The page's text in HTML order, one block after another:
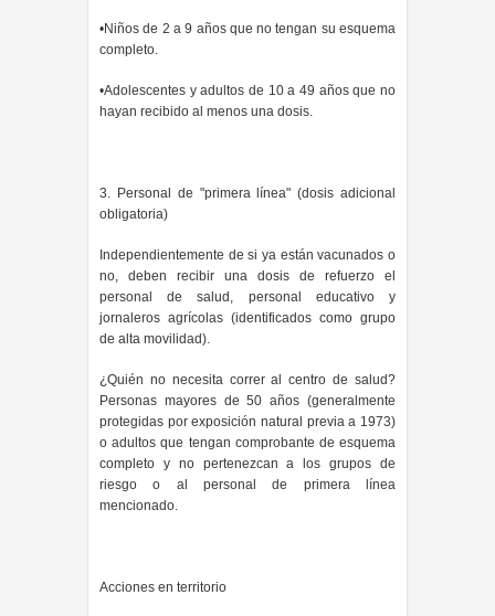
•Niños de 2 a 9 años que no tengan su esquema
completo.
•Adolescentes y adultos de 10 a 49 años que no
hayan recibido al menos una dosis.
3. Personal de "primera línea" (dosis adicional
obligatoria)
Independientemente de si ya están vacunados o
no, deben recibir una dosis de refuerzo el
personal de salud, personal educativo y
jornaleros agrícolas (identificados como grupo
de alta movilidad).
¿Quién no necesita correr al centro de salud?
Personas mayores de 50 años (generalmente
protegidas por exposición natural previa a 1973)
o adultos que tengan comprobante de esquema
completo y no pertenezcan a los grupos de
riesgo o al personal de primera línea
mencionado.
Acciones en territorio